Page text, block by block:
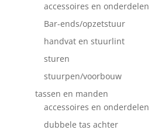
accessoires en onderdelen
Bar-ends/opzetstuur
handvat en stuurlint
sturen
stuurpen/voorbouw
tassen en manden
accessoires en onderdelen
dubbele tas achter